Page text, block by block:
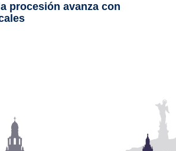
procesión avanza con